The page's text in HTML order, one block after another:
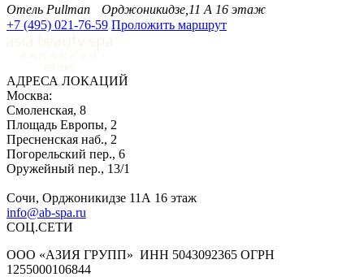
Отель Pullman Орджоникидзе,11 А 16 этаж
+7 (495) 021-76-59 Проложить маршрут
АДРЕСА ЛОКАЦИЙ
Москва:
Смоленская, 8
Площадь Европы, 2
Пресненская наб., 2
Погорельский пер., 6
Оружейный пер., 13/1
Сочи, Орджоникидзе 11А 16 этаж
info@ab-spa.ru
СОЦ.СЕТИ
ООО «АЗИЯ ГРУПП» ИНН 5043092365 ОГРН
1255000106844